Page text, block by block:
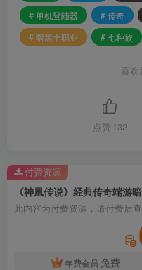
# 单机登陆器
# 传奇
# 暗黑十职业
# 七种族
喜
点赞 132
此内容为付费资源，请付费后
年费会员 免费
付费资源